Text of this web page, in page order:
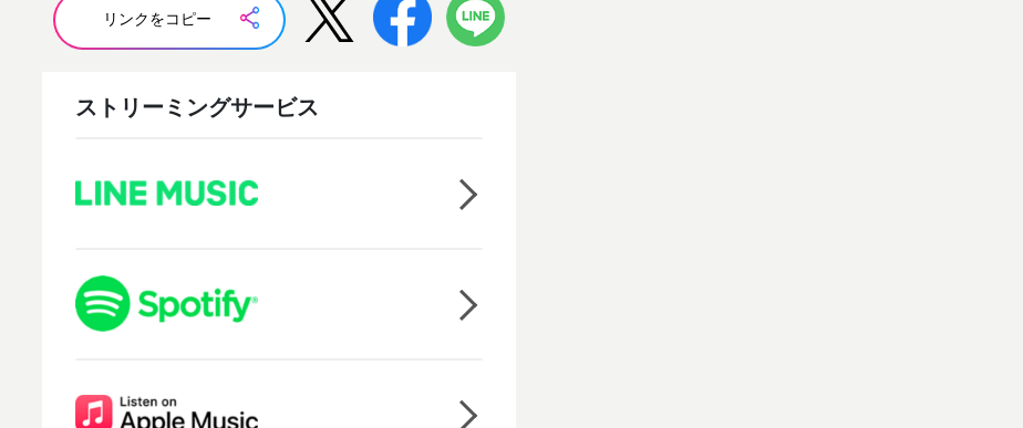
リンクをコピー
ストリーミングサービス